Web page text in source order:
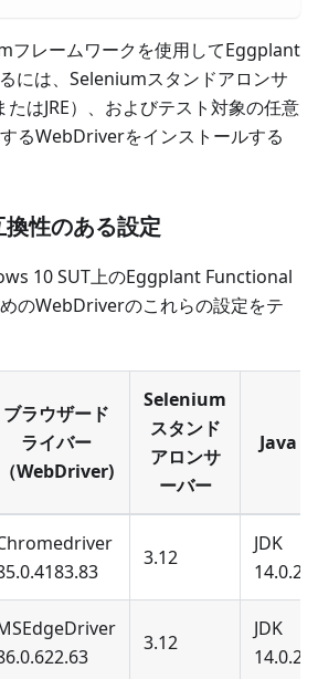
フレームワークを使用してEggplant
には、Seleniumスタンドアロンサ
たはJRE）、およびテスト対象の任意
るWebDriverをインストールする
性のある設定
10 SUT上のEggplant Functional
のWebDriverのこれらの設定をテ
ブラウザード
ライバー
（WebDriver)
Selenium
スタンド
アロンサ
ーバー
Java
3.12
JDK
14.0.2
3.12
JDK
14.0.2